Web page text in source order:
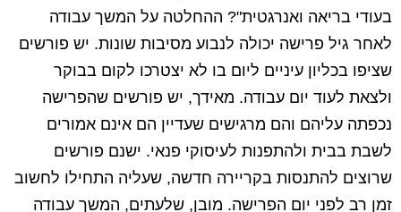
בעודי בריאה ואנרגטית"? ההחלטה על המשך עבודה
לאחר גיל פרישה יכולה לנבוע מסיבות שונות. יש פורשים
שציפו בכליון עיניים ליום בו לא יצטרכו לקום בבוקר
ולצאת לעוד יום עבודה. מאידך, יש פורשים שהפרישה
נכפתה עליהם והם מרגישים שעדיין הם אינם אמורים
לשבת בבית ולהתפנות לעיסוקי פנאי. ישנם פורשים
שרוצים להתנסות בקריירה חדשה, שעליה התחילו לחשוב
זמן רב לפני יום הפרישה. מובן, שלעתים, המשך עבודה